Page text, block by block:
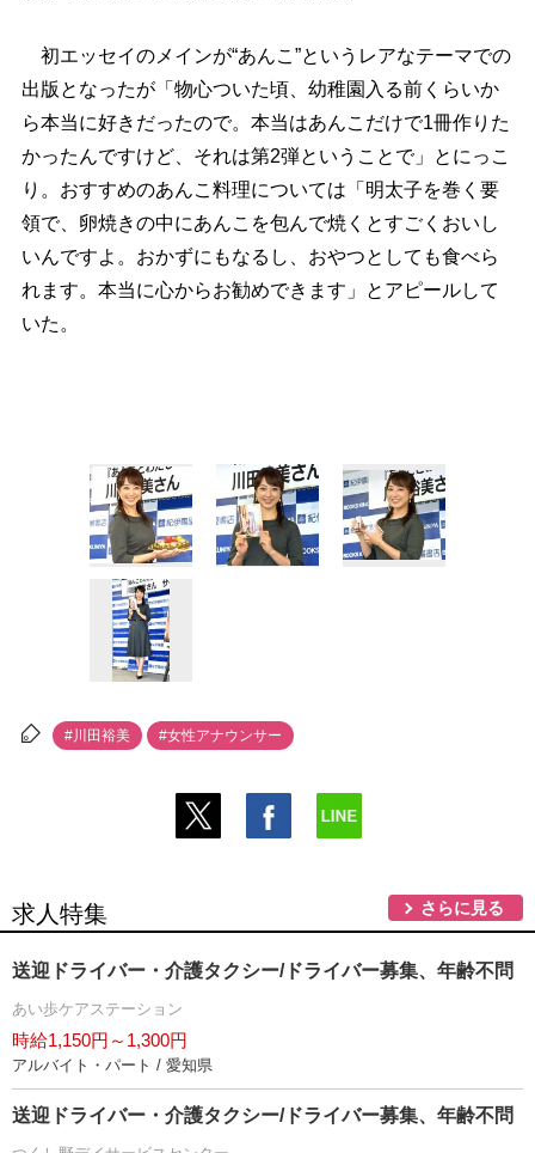
初エッセイのメインが“あんこ”というレアなテーマでの
出版となったが「物心ついた頃、幼稚園入る前くらいか
ら本当に好きだったので。本当はあんこだけで1冊作りた
かったんですけど、それは第2弾ということで」とにっこ
り。おすすめのあんこ料理については「明太子を巻く要
領で、卵焼きの中にあんこを包んで焼くとすごくおいし
いんですよ。おかずにもなるし、おやつとしても食べら
れます。本当に心からお勧めできます」とアピールして
いた。
#川田裕美 #女性アナウンサー
求人特集 さらに見る
送迎ドライバー・介護タクシー/ドライバー募集、年齢不問
あい歩ケアステーション
時給1,150円～1,300円
アルバイト・パート / 愛知県
送迎ドライバー・介護タクシー/ドライバー募集、年齢不問